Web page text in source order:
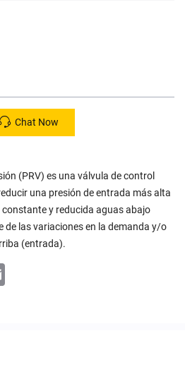
Chat Now
(PRV) es una válvula de control
una presión de entrada más alta
y reducida aguas abajo
de las variaciones en la demanda y/o
(entrada).